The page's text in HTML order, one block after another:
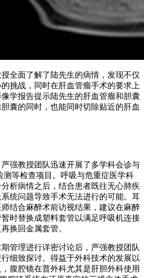
全面了解了陆先生的病情，发现不仅
挑战，同时在肝血管瘤手术的要求上
学报告提示陆先生的肝血管瘤和胆囊
囊的同时，也能同时切除贴近的肝血
强教授团队迅速开展了多学科会诊与
测等检查项目。呼吸与危重症医学科
析病情之后，结合患者既往无心肺疾
统问题导致手术无法进行的可能。耳
结合麻醉术前访视结果，建议在麻醉
时替换成塑料套管以满足呼吸机连接
换回金属套管。
管理进行详密讨论后，严强教授团队
细致探讨。得益于外科技术的发展以
腹腔镜在普外科尤其是肝胆外科使用